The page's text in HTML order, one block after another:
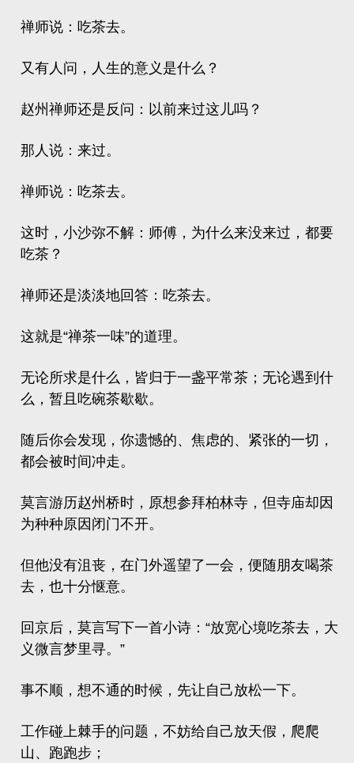
禅师说：吃茶去。
又有人问，人生的意义是什么？
赵州禅师还是反问：以前来过这儿吗？
那人说：来过。
禅师说：吃茶去。
这时，小沙弥不解：师傅，为什么来没来过，都要
吃茶？
禅师还是淡淡地回答：吃茶去。
这就是“禅茶一味”的道理。
无论所求是什么，皆归于一盏平常茶；无论遇到什
么，暂且吃碗茶歇歇。
随后你会发现，你遗憾的、焦虑的、紧张的一切，
都会被时间冲走。
莫言游历赵州桥时，原想参拜柏林寺 ，但寺庙却因
为种种原因闭门不开。
但他没有沮丧，在门外遥望了一会，便随朋友喝茶
去，也十分惬意。
回京后，莫言写下一首小诗：“放宽心境吃茶去，大
义微言梦里寻。”
事不顺，想不通的时候，先让自己放松一下。
工作碰上棘手的问题，不妨给自己放天假，爬爬
山、跑跑步；